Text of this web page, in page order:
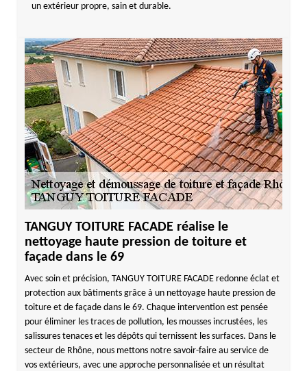
un extérieur propre, sain et durable.
TANGUY TOITURE FACADE réalise le
nettoyage haute pression de toiture et
façade dans le 69
Avec soin et précision, TANGUY TOITURE FACADE redonne éclat et
protection aux bâtiments grâce à un nettoyage haute pression de
toiture et de façade dans le 69. Chaque intervention est pensée
pour éliminer les traces de pollution, les mousses incrustées, les
salissures tenaces et les dépôts qui ternissent les surfaces. Dans le
secteur de Rhône, nous mettons notre savoir-faire au service de
vos extérieurs, avec une approche personnalisée et un résultat